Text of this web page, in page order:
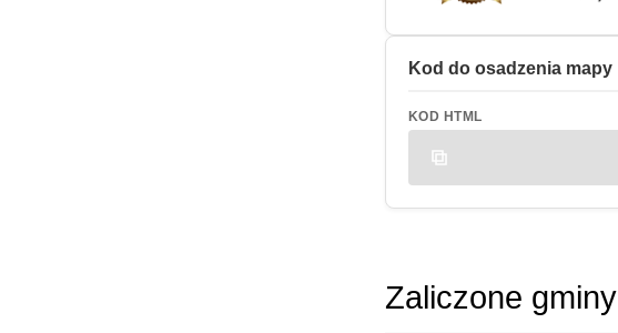
Kod do osadzenia mapy
KOD HTML
Zaliczone gminy